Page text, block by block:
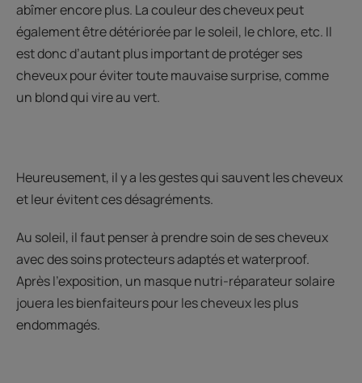
abîmer encore plus. La couleur des cheveux peut
également être détériorée par le soleil, le chlore, etc. Il
est donc d’autant plus important de protéger ses
cheveux pour éviter toute mauvaise surprise, comme
un blond qui vire au vert.
Heureusement, il y a les gestes qui sauvent les cheveux
et leur évitent ces désagréments.
Au soleil, il faut penser à prendre soin de ses cheveux
avec des soins protecteurs adaptés et waterproof.
Après l'exposition, un masque nutri-réparateur solaire
jouera les bienfaiteurs pour les cheveux les plus
endommagés.